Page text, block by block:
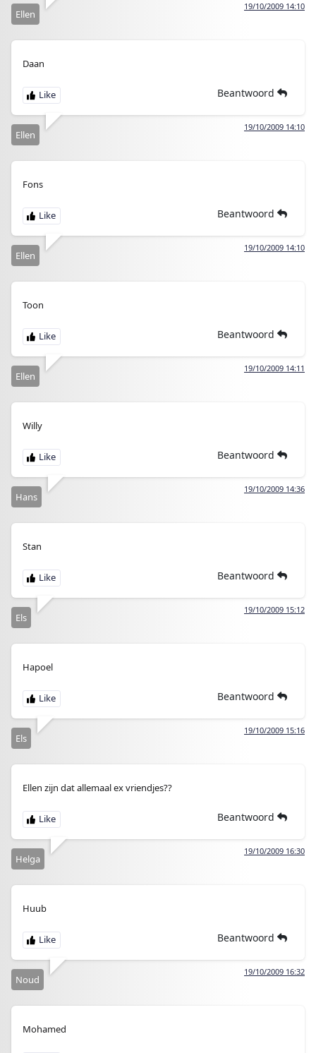
19/10/2009 14:10
Ellen
Daan
Beantwoord
19/10/2009 14:10
Ellen
Fons
Beantwoord
19/10/2009 14:10
Ellen
Toon
Beantwoord
19/10/2009 14:11
Ellen
Willy
Beantwoord
19/10/2009 14:36
Hans
Stan
Beantwoord
19/10/2009 15:12
Els
Hapoel
Beantwoord
19/10/2009 15:16
Els
Ellen zijn dat allemaal ex vriendjes??
Beantwoord
19/10/2009 16:30
Helga
Huub
Beantwoord
19/10/2009 16:32
Noud
Mohamed